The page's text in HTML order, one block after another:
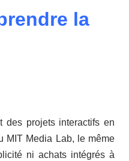
la
des projets interactifs en
MIT Media Lab, le même
ni achats intégrés à